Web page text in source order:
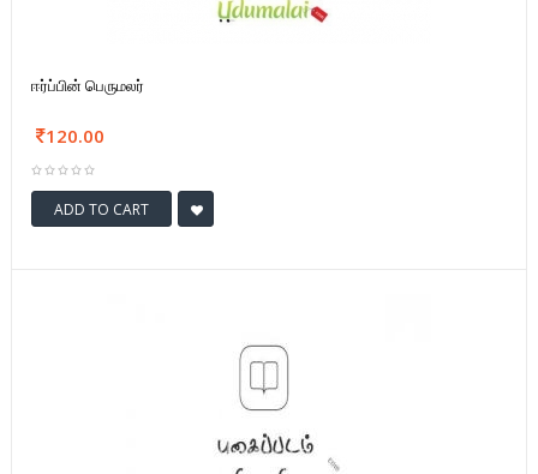
ஈர்ப்பின் பெருமலர்
120.00
ADD TO CART